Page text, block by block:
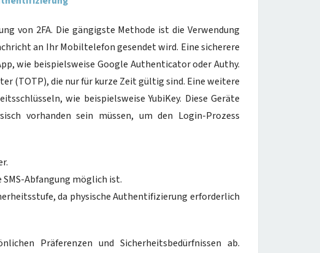
von 2FA. Die gängigste Methode ist die Verwendung
an Ihr Mobiltelefon gesendet wird. Eine sicherere
wie beispielsweise Google Authenticator oder Authy.
(TOTP), die nur für kurze Zeit gültig sind. Eine weitere
wie beispielsweise YubiKey. Diese Geräte
vorhanden sein müssen, um den Login-Prozess
Abfangung möglich ist.
da physische Authentifizierung erforderlich
Präferenzen und Sicherheitsbedürfnissen ab.